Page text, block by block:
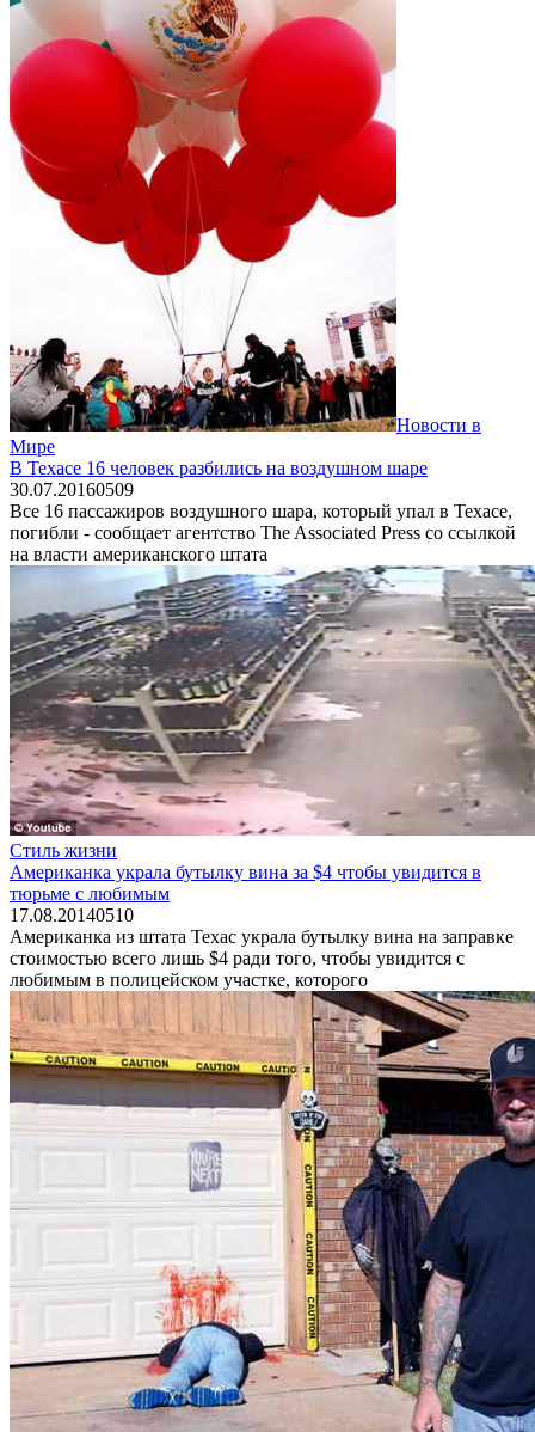
Новости в
Мире
В Техасе 16 человек разбились на воздушном шаре
30.07.20160509
Все 16 пассажиров воздушного шара, который упал в Техасе,
погибли - сообщает агентство The Associated Press со ссылкой
на власти американского штата
Стиль жизни
Американка украла бутылку вина за $4 чтобы увидится в
тюрьме с любимым
17.08.20140510
Американка из штата Техас украла бутылку вина на заправке
стоимостью всего лишь $4 ради того, чтобы увидится с
любимым в полицейском участке, которого